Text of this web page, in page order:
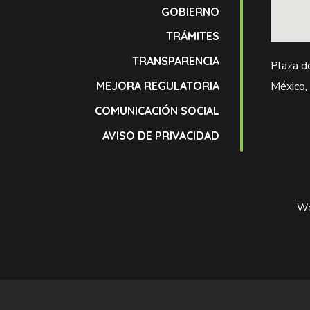
GOBIERNO
TRÁMITES
TRANSPARENCIA
MEJORA REGULATORIA
COMUNICACIÓN SOCIAL
AVISO DE PRIVACIDAD
Plaza